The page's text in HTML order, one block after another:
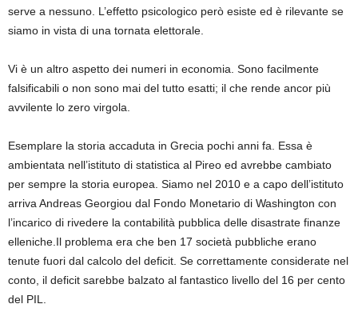
serve a nessuno. L’effetto psicologico però esiste ed è rilevante se
siamo in vista di una tornata elettorale.
Vi è un altro aspetto dei numeri in economia. Sono facilmente
falsificabili o non sono mai del tutto esatti; il che rende ancor più
avvilente lo zero virgola.
Esemplare la storia accaduta in Grecia pochi anni fa. Essa è
ambientata nell’istituto di statistica al Pireo ed avrebbe cambiato
per sempre la storia europea. Siamo nel 2010 e a capo dell’istituto
arriva Andreas Georgiou dal Fondo Monetario di Washington con
l’incarico di rivedere la contabilità pubblica delle disastrate finanze
elleniche.Il problema era che ben 17 società pubbliche erano
tenute fuori dal calcolo del deficit. Se correttamente considerate nel
conto, il deficit sarebbe balzato al fantastico livello del 16 per cento
del PIL.